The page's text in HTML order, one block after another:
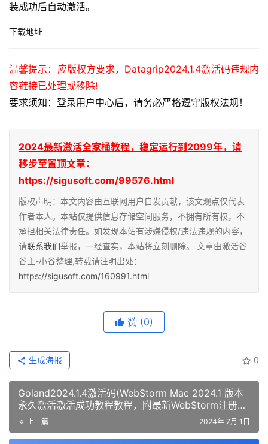
装成功后自动激活。
下载地址
温馨提示：应版权方要求，Datagrip2024.1.4激活码违规内
容链接已处理或移除!
要求须知：登录用户中心后，请务必严格遵守版权法规！
2024最新激活全家桶教程，稳定运行到2099年，请
移步至置顶文章：
https://sigusoft.com/99576.html
版权声明：本文内容由互联网用户自发贡献，该文观点仅代表
作者本人。本站仅提供信息存储空间服务，不拥有所有权，不
承担相关法律责任。如发现本站有涉嫌侵权/违法违规的内容，
请联系我们举报，一经查实，本站将立刻删除。 文章由激活谷
谷主-小谷整理,转载请注明出处：
https://sigusoft.com/160991.html
赞 (0)
0
生成海报
Goland2024.1.4激活码(WebStorm Mac 2024.1 版本
永久激活激活成功教程教程，附最新WebStorm注册码
（亲测好用）)
上一篇 2024年 7月 1日